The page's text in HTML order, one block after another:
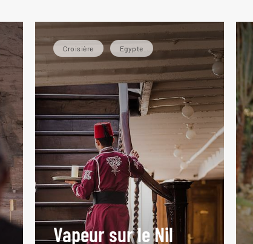
Croisière Egypte
Vapeur sur le Nil